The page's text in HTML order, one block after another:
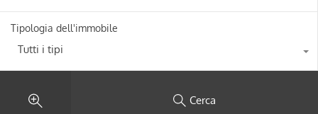
Tipologia dell'immobile
Tutti i tipi
Cerca